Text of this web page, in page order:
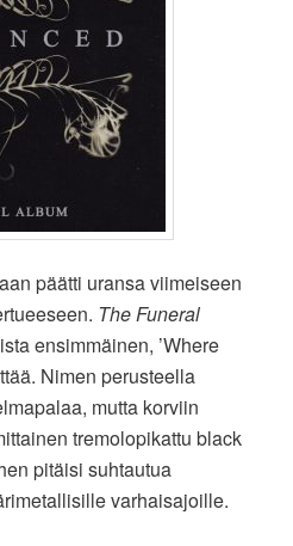
päätti uransa viimeiseen
The Funeral
ensimmäinen, ’Where
Nimen perusteella
mutta korviin
tremolopikattu black
pitäisi suhtautua
varhaisajoille.